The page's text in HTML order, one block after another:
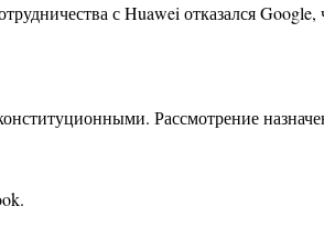
с Huawei отказался Google,
Рассмотрение